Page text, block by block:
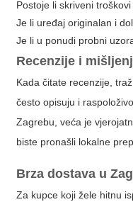
Postoje li skriveni
Je li uređaj originalan i
Je li u ponudi probni
Recenzije i
Kada čitate recenzije,
često opisuju i
Zagrebu, veća je
biste pronašli lokalne
Brza dostava u
Za kupce koji žele hitnu